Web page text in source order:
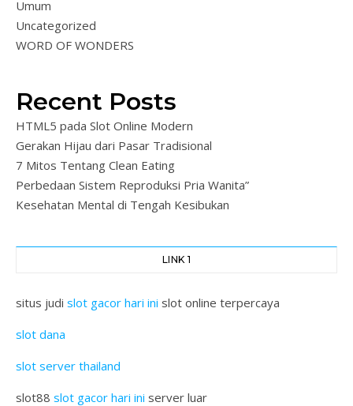
Umum
Uncategorized
WORD OF WONDERS
Recent Posts
HTML5 pada Slot Online Modern
Gerakan Hijau dari Pasar Tradisional
7 Mitos Tentang Clean Eating
Perbedaan Sistem Reproduksi Pria Wanita”
Kesehatan Mental di Tengah Kesibukan
LINK 1
situs judi slot gacor hari ini slot online terpercaya
slot dana
slot server thailand
slot88 slot gacor hari ini server luar